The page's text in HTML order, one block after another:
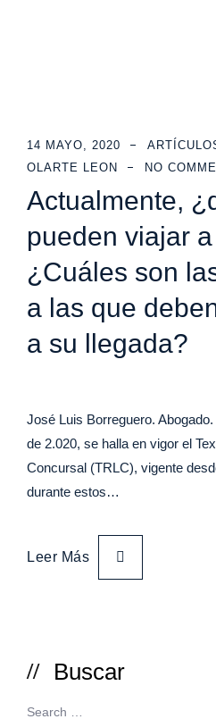
14 MAYO, 2020
OLARTE LEON
NO
Actualmente,
pueden viajar
¿Cuáles son
a las que
a su llegada?
José Luis Borreguero.
de 2.020, se halla en vigor el
Concursal (TRLC), vigente
durante estos…
Leer Más
Buscar